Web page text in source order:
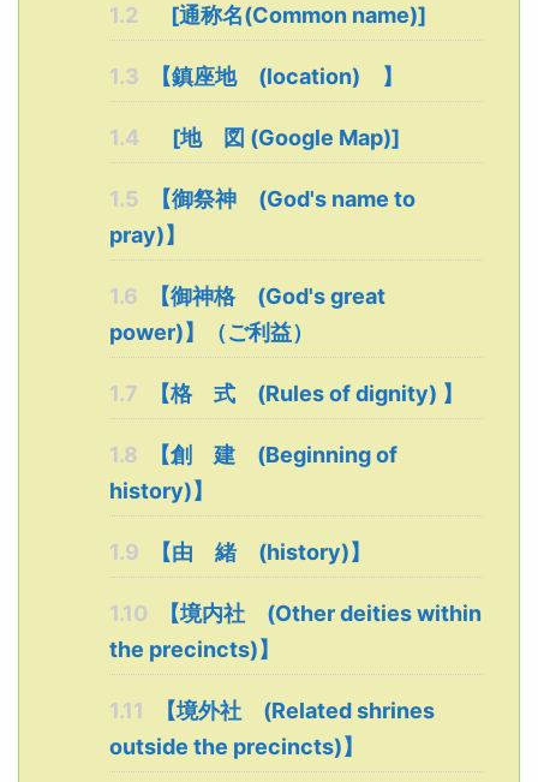
1.2 [通称名(Common name)]
1.3 【鎮座地 (location) 】
1.4 [地 図 (Google Map)]
1.5
【御祭神 (God's name to
pray)】
1.6
【御神格 (God's great
power)】（ご利益）
1.7 【格 式 (Rules of dignity) 】
1.8
【創 建 (Beginning of
history)】
1.9 【由 緒 (history)】
1.10
【境内社 (Other deities within
the precincts)】
1.11
【境外社 (Related shrines
outside the precincts)】